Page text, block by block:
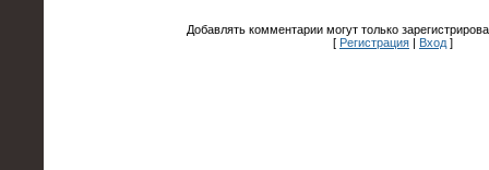
Добавлять комментарии могут только
[ Регистрация Вход]